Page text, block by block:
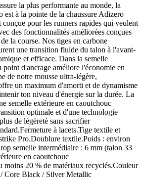
la plus performante au monde, la
est à la pointe de la chaussure Adizero
pour les runners rapides qui veulent
des fonctionnalités améliorées conçues
la course. Nos tiges en carbone
une transition fluide du talon à l'avant-
et efficace. Dans la semelle
d'ancrage améliore l'économie en
de notre mousse ultra-légère,
un maximum d'amorti et de dynamisme
ton niveau d'énergie sur la durée. La
semelle extérieure en caoutchouc
optimale et d'une technologie
de légèreté sans sacrifier
à lacets.Tige textile et
Pro.Doublure textile.Poids : environ
semelle intermédiaire : 6 mm (talon 33
en caoutchouc
20 % de matériaux recyclés.Couleur
Core Black / Silver Metallic